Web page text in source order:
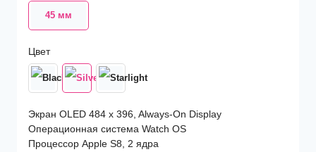
GPS
45mm
Sport
Band
45 мм
Цвет
Экран OLED 484 x 396, Always-On Display
Операционная система Watch OS
Процессор Apple S8, 2 ядра